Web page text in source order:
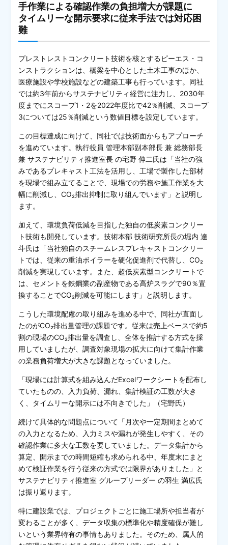
手作業による確認作業の負担増大が課題に
タイムリーな開示要求に従来手法では対応困
難
プレストレストコンクリート技術を核とするピーエス・コ
ンストラクションは、橋梁を中心とした土木工事のほか、
医療施設や学校施設などの建築工事も行っています。同社
では約3年前からサステナビリティ経営に注力し、2030年
度までにスコープ1・2を2022年度比で42％削減、スコープ
3については25％削減という数値目標を設定しています。
この目標達成に向けて、同社では技術面からもアプローチ
を進めています。執行役員 管理本部副本部長 兼 総務部長
兼 サステナビリティ推進室長 の宅野 伸二氏は「当社の強
みであるプレキャスト工法を活用し、工場で製作した部材
を現場で組み立てることで、現場での労務や施工作業を大
幅に削減し、CO₂排出抑制に取り組んでいます」と説明し
ます。
加えて、環境負荷低減を目指した独自の低炭素コンクリー
ト技術も開発しています。技術本部 技術研究所長の堀内 達
斗氏は「当社独自のスチームレスプレキャストコンクリー
トでは、従来の重油ボイラーを硬化促進剤で代替し、CO₂
削減を実現しています。また、超低炭素型コンクリートで
は、セメントを鉄鋼業の副産物である高炉スラグで90％置
換することでCO₂削減を可能にします」と説明します。
こうした環境配慮の取り組みを進める中で、同社が直面し
たのがCO₂排出量管理の課題です。従来は売上ベースで約5
割の現場のCO₂排出量を調査し、全体を推計する方式を採
用していましたが、調査対象現場の拡大に向けて集計作業
の業務負荷増大が大きな課題となっていました。
「現場には計算式を組み込んだExcelワークシートを配布し
ていたものの、入力負荷、漏れ、集計検証の工数が大き
く、タイムリーな開示には不向きでした」（宅野氏）
続けて具体的な問題点について「月次や一定期間まとめて
の入力となるため、入力ミスや漏れが発生しやすく、その
確認作業に多大な工数を要していました。データ集計から
算定、開示までの時間短縮も求められる中、年度末にまと
めて検証作業を行う従来の方式では限界がありました」と
サステナビリティ推進室 グループリーダー の羽生 満広氏
は振り返ります。
特に建設業では、プロジェクトごとに施工場所や担当者が
変わることが多く、データ収集の標準化や精度確保が難し
いという業界特有の事情もありました。そのため、属人的